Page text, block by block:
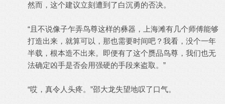
然而，这个建议立刻遭到了白沉勇的否决。
“且不说像子乍弄鸟尊这样的彝器，上海滩有几个师傅能够
打造出来，就算可以，那也需要时间吧？我看，没个一年
半载，根本造不出来。即便有了这个赝品鸟尊，我们也无
法确定凶手是否会用强硬的手段来盗取。”
“哎，真令人头疼。”邵大龙失望地叹了口气。